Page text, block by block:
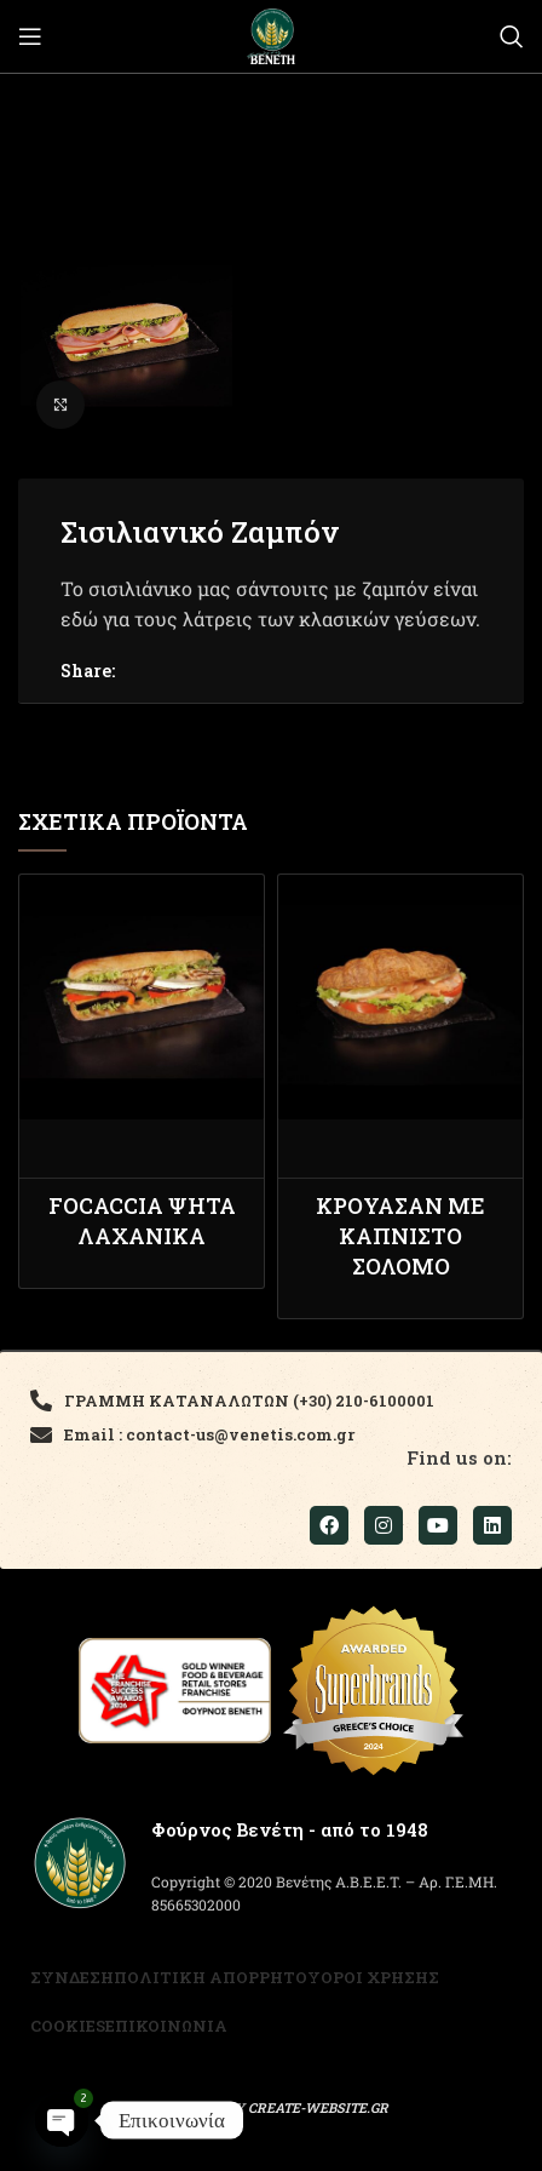
Σισιλιανικό Ζαμπόν
Το σισιλιάνικο μας σάντουιτς με ζαμπόν είναι
εδώ για τους λάτρεις των κλασικών γεύσεων.
Share:
ΣΧΕΤΙΚΆ ΠΡΟΪΌΝΤΑ
FOCACCIA ΨΗΤΆ
ΛΑΧΑΝΙΚΆ
ΚΡΟΥΑΣΆΝ ΜΕ
ΚΑΠΝΙΣΤΌ
ΣΟΛΟΜΌ
ΓΡΑΜΜΗ ΚΑΤΑΝΑΛΩΤΩΝ (+30) 210-6100001
Email : contact-us@venetis.com.gr
Find us on:
Φούρνος Βενέτη - από το 1948
Copyright © 2020 Βενέτης Α.Β.Ε.Ε.Τ. – Αρ. Γ.Ε.ΜΗ.
85665302000
ΣΥΝΔΕΣΗΠΟΛΙΤΙΚΗ ΑΠΟΡΡΗΤΟΥΟΡΟΙ ΧΡΗΣΗΣ
COOKIESΕΠΙΚΟΙΝΩΝΙΑ
POWERED BY CREATE-WEBSITE.GR
Επικοινωνία
2